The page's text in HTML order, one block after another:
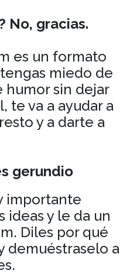
No, gracias.
es un formato
miedo de
sin dejar
te va a ayudar a
y a darte a
gerundio
importante
ideas y le da un
Diles por qué
demuéstraselo a